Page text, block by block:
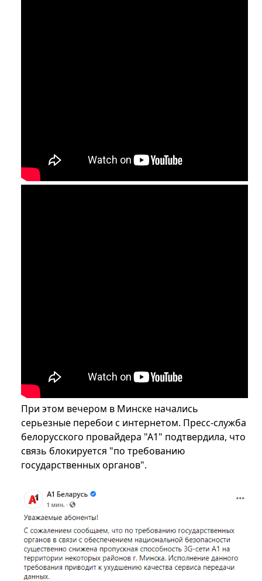
При этом вечером в Минске начались
серьезные перебои с интернетом. Пресс-служба
белорусского провайдера "А1" подтвердила, что
связь блокируется "по требованию
государственных органов".